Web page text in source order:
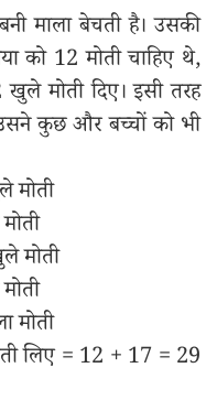
माला बेचती है। उसकी
को 12 मोती चाहिए थे,
मोती दिए। इसी तरह
उसने कुछ और बच्चों को भी
मोती
मोती
मोती
लिए = 12 + 17 = 29